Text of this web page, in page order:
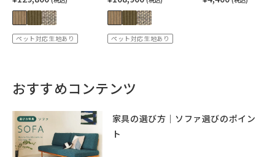
ペット対応生地あり ペット対応生地あり
おすすめコンテンツ
家具の選び方｜ソファ選びのポイン
ト